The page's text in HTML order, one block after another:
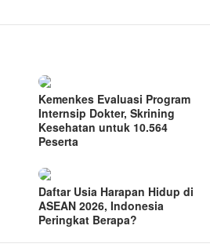
Kemenkes Evaluasi Program
Internsip Dokter, Skrining
Kesehatan untuk 10.564
Peserta
Daftar Usia Harapan Hidup di
ASEAN 2026, Indonesia
Peringkat Berapa?